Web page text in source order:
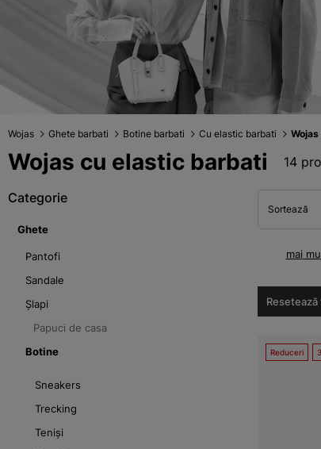
Wojas Ghete barbati Botine barbati Cu elastic barbati
Wojas cu elastic barbati 14
Categorie
Ghete
Pantofi
Sandale
Șlapi
Papuci de casa
Botine
Sneakers
Trecking
Teniși
Sortează
mai
Reduceri